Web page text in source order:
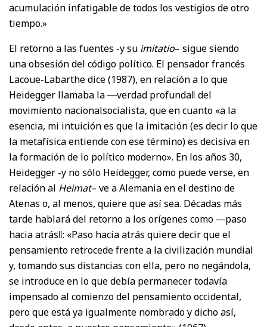
acumulación infatigable de todos los vestigios de otro
tiempo.»
El retorno a las fuentes -y su imitatio– sigue siendo
una obsesión del código político. El pensador francés
Lacoue-Labarthe dice (1987), en relación a lo que
Heidegger llamaba la ―verdad profunda‖ del
movimiento nacionalsocialista, que en cuanto «a la
esencia, mi intuición es que la imitación (es decir lo que
la metafísica entiende con ese término) es decisiva en
la formación de lo político moderno». En los años 30,
Heidegger -y no sólo Heidegger, como puede verse, en
relación al Heimat– ve a Alemania en el destino de
Atenas o, al menos, quiere que así sea. Décadas más
tarde hablará del retorno a los orígenes como ―paso
hacia atrás‖: «Paso hacia atrás quiere decir que el
pensamiento retrocede frente a la civilización mundial
y, tomando sus distancias con ella, pero no negándola,
se introduce en lo que debía permanecer todavía
impensado al comienzo del pensamiento occidental,
pero que está ya igualmente nombrado y dicho así,